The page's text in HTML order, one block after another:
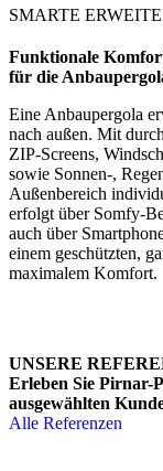
SMARTE
Funktionale
für die
Eine Anbaupergola
nach außen. Mit
ZIP‑Screens,
sowie Sonnen‑,
Außenbereich
erfolgt über
auch über
einem geschützten,
maximalem Komfort.
UNSERE
Erleben Sie Pirnar-
ausgewählten
Alle Referenzen